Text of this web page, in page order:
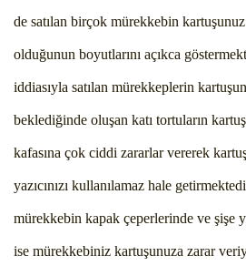
de satılan birçok mürekkebin
olduğunun boyutlarını açıkca
iddiasıyla satılan mürekkeplerin
beklediğinde oluşan katı tortuların
kafasına çok ciddi zararlar vererek
yazıcınızı kullanılamaz hale
mürekkebin kapak çeperlerinde ve şişe
ise mürekkebiniz kartuşunuza zarar